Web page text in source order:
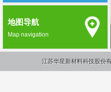
地图导航
Map navigation
江苏华星新材料科技股份